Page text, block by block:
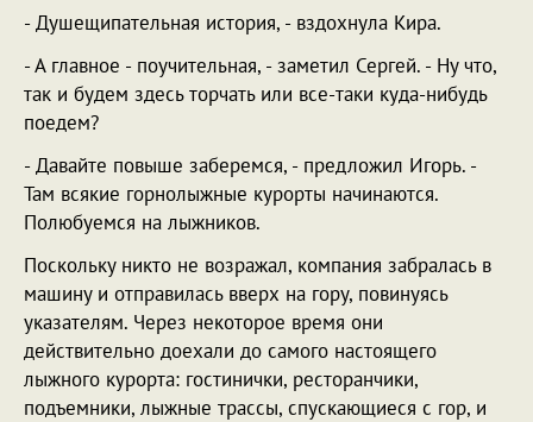
- Душещипательная история, - вздохнула Кира.
- А главное - поучительная, - заметил Сергей. - Ну что,
так и будем здесь торчать или все-таки куда-нибудь
поедем?
- Давайте повыше заберемся, - предложил Игорь. -
Там всякие горнолыжные курорты начинаются.
Полюбуемся на лыжников.
Поскольку никто не возражал, компания забралась в
машину и отправилась вверх на гору, повинуясь
указателям. Через некоторое время они
действительно доехали до самого настоящего
лыжного курорта: гостинички, ресторанчики,
подъемники, лыжные трассы, спускающиеся с гор, и